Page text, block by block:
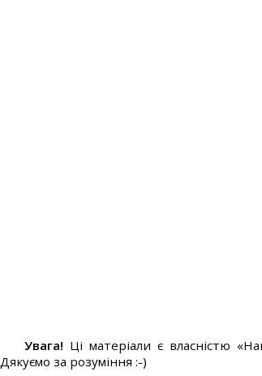
Увага! Ці матеріали є власністю
Дякуємо за розуміння :-)